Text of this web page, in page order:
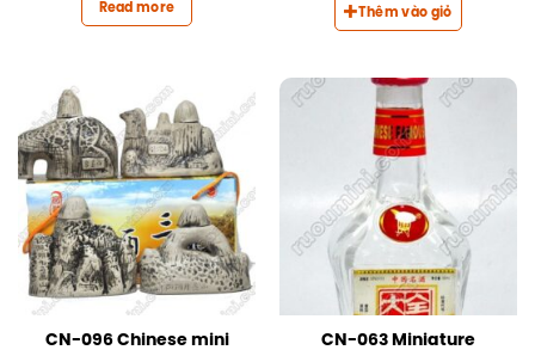
Read more Thêm vào giỏ
CN-096 Chinese mini
CN-063 Miniature